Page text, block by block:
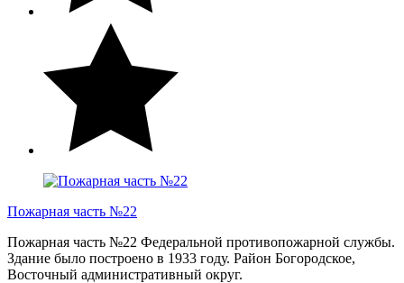
Пожарная часть №22
Пожарная часть №22 Федеральной противопожарной службы.
Здание было построено в 1933 году. Район Богородское,
Восточный административный округ.